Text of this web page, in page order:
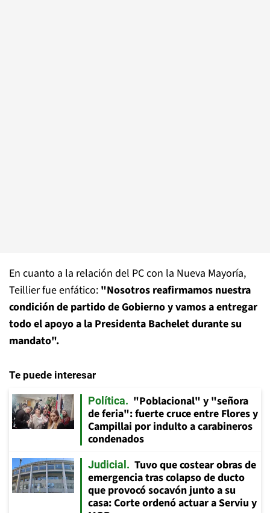
En cuanto a la relación del PC con la Nueva Mayoría,
Teillier fue enfático: "Nosotros reafirmamos nuestra
condición de partido de Gobierno y vamos a entregar
todo el apoyo a la Presidenta Bachelet durante su
mandato".
Te puede interesar
Política
"Poblacional" y "señora
de feria": fuerte cruce entre Flores y
Campillai por indulto a carabineros
condenados
Judicial
Tuvo que costear obras de
emergencia tras colapso de ducto
que provocó socavón junto a su
casa: Corte ordenó actuar a Serviu y